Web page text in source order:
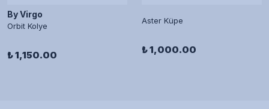
By Virgo
Orbit Kolye
₺ 1,150.00
Aster Küpe
₺ 1,000.00